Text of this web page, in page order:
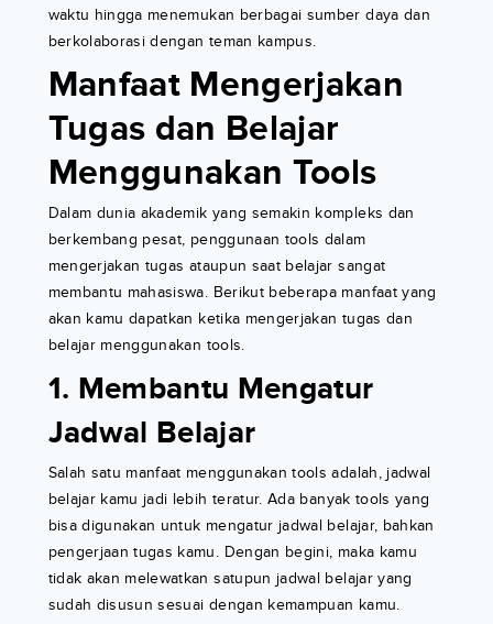
waktu hingga menemukan berbagai sumber daya dan
berkolaborasi dengan teman kampus.
Manfaat Mengerjakan
Tugas dan Belajar
Menggunakan Tools
Dalam dunia akademik yang semakin kompleks dan
berkembang pesat, penggunaan tools dalam
mengerjakan tugas ataupun saat belajar sangat
membantu mahasiswa. Berikut beberapa manfaat yang
akan kamu dapatkan ketika mengerjakan tugas dan
belajar menggunakan tools.
1. Membantu Mengatur
Jadwal Belajar
Salah satu manfaat menggunakan tools adalah, jadwal
belajar kamu jadi lebih teratur. Ada banyak tools yang
bisa digunakan untuk mengatur jadwal belajar, bahkan
pengerjaan tugas kamu. Dengan begini, maka kamu
tidak akan melewatkan satupun jadwal belajar yang
sudah disusun sesuai dengan kemampuan kamu.